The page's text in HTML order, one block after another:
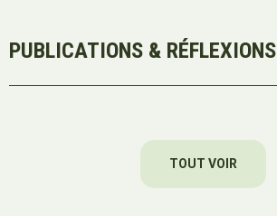
PUBLICATIONS & RÉFLEXIONS
TOUT VOIR